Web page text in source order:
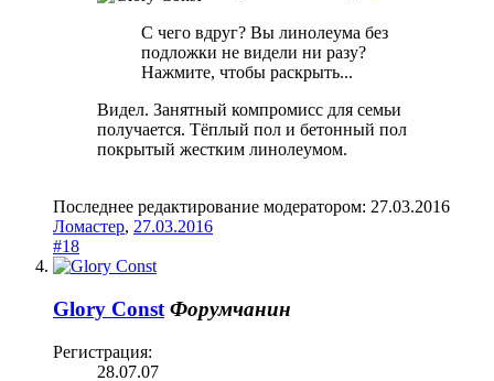
С чего вдруг? Вы линолеума без
подложки не видели ни разу?
Нажмите, чтобы раскрыть...
Видел. Занятный компромисс для семьи
получается. Тёплый пол и бетонный пол
покрытый жестким линолеумом.
Последнее редактирование модератором: 27.03.2016
Ломастер, 27.03.2016
#18
Glory Const Форумчанин
Регистрация:
28.07.07